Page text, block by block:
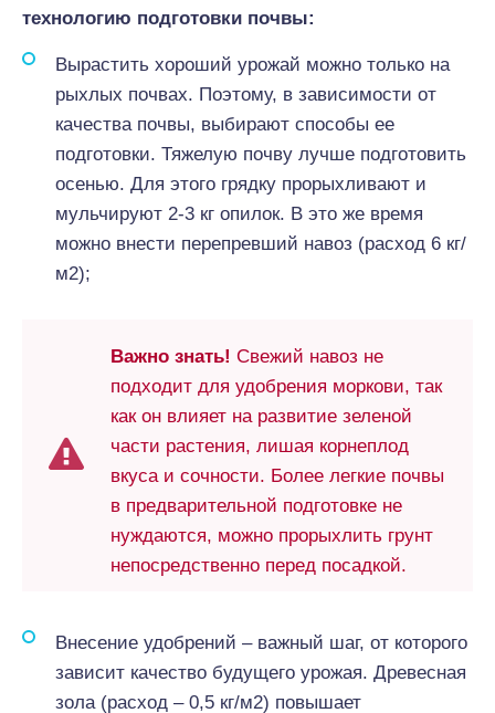
технологию подготовки почвы:
Вырастить хороший урожай можно только на
рыхлых почвах. Поэтому, в зависимости от
качества почвы, выбирают способы ее
подготовки. Тяжелую почву лучше подготовить
осенью. Для этого грядку прорыхливают и
мульчируют 2-3 кг опилок. В это же время
можно внести перепревший навоз (расход 6 кг/
м2);
Важно знать! Свежий навоз не
подходит для удобрения моркови, так
как он влияет на развитие зеленой
части растения, лишая корнеплод
вкуса и сочности. Более легкие почвы
в предварительной подготовке не
нуждаются, можно прорыхлить грунт
непосредственно перед посадкой.
Внесение удобрений – важный шаг, от которого
зависит качество будущего урожая. Древесная
зола (расход – 0,5 кг/м2) повышает